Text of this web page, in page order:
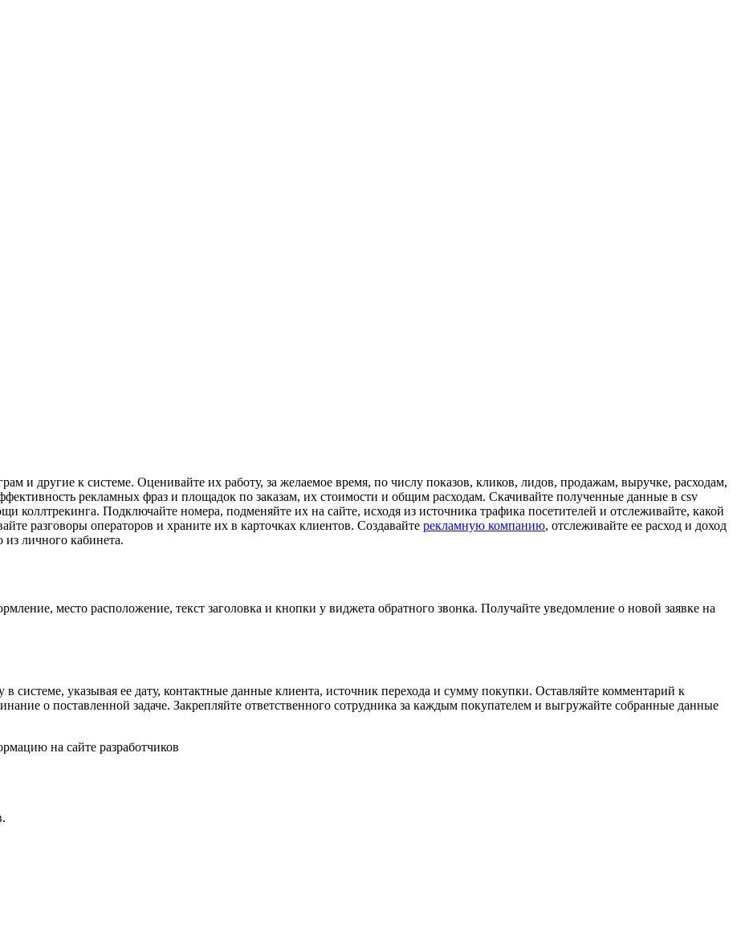
и другие к системе. Оценивайте их работу, за желаемое время, по числу показов, кликов, лидов, продажам, выручке, расходам,
рекламных фраз и площадок по заказам, их стоимости и общим расходам. Скачивайте полученные данные в csv
Подключайте номера, подменяйте их на сайте, исходя из источника трафика посетителей и отслеживайте, какой
разговоры операторов и храните их в карточках клиентов. Создавайте рекламную компанию, отслеживайте ее расход и доход
личного кабинета.
место расположение, текст заголовка и кнопки у виджета обратного звонка. Получайте уведомление о новой заявке на
системе, указывая ее дату, контактные данные клиента, источник перехода и сумму покупки. Оставляйте комментарий к
о поставленной задаче. Закрепляйте ответственного сотрудника за каждым покупателем и выгружайте собранные данные
на сайте разработчиков